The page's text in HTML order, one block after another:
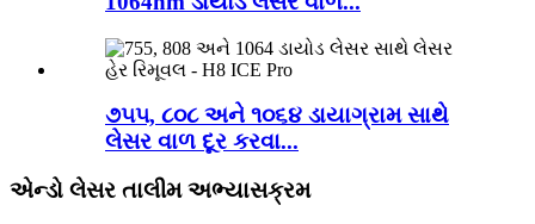
૭૫૫, ૮૦૮ અને ૧૦૬૪ ડાયાગ્રામ સાથે
લેસર વાળ દૂર કરવા...
એન્ડો લેસર તાલીમ અભ્યાસક્રમ